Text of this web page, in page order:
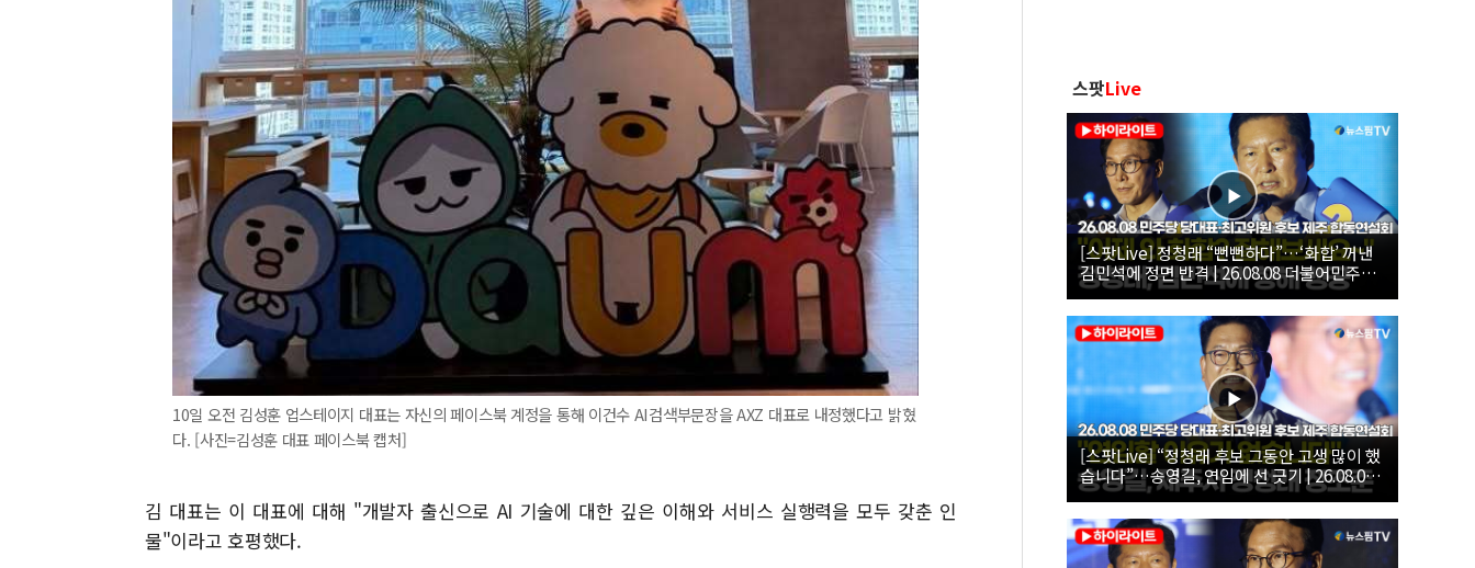
10일 오전 김성훈 업스테이지 대표는 자신의 페이스북 계정을 통해 이건수 AI검색부문장을 AXZ 대표로 내정했다고 밝혔
다. [사진=김성훈 대표 페이스북 캡처]
김 대표는 이 대표에 대해 "개발자 출신으로 AI 기술에 대한 깊은 이해와 서비스 실행력을 모두 갖춘 인
물"이라고 호평했다.
스팟Live
[스팟Live] 정청래 “뻔뻔하다”…‘화합’ 꺼낸
김민석에 정면 반격 | 26.08.08 더불어민주당
당대표·최고위원 후보 제주 합동연설회
[스팟Live] “정청래 후보 그동안 고생 많이 했
습니다”…송영길, 연임에 선 긋기 | 26.08.08
더불어민주당 당대표·최고위원 후보 제주 합
동연설회